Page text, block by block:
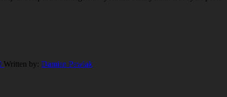
Written by: Damian Pawlak